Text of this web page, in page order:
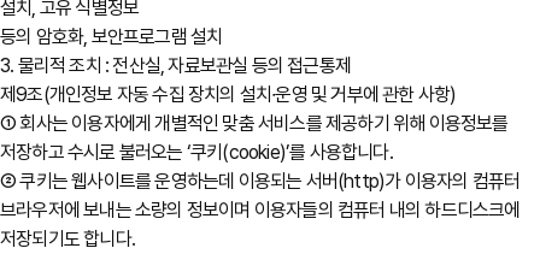
설치, 고유 식별정보
등의 암호화, 보안프로그램 설치
3. 물리적 조치 : 전산실, 자료보관실 등의 접근통제
제9조(개인정보 자동 수집 장치의 설치∙운영 및 거부에 관한 사항)
① 회사는 이용자에게 개별적인 맞춤 서비스를 제공하기 위해 이용정보를
저장하고 수시로 불러오는 ‘쿠키(cookie)’를 사용합니다.
② 쿠키는 웹사이트를 운영하는데 이용되는 서버(http)가 이용자의 컴퓨터
브라우저에 보내는 소량의 정보이며 이용자들의 컴퓨터 내의 하드디스크에
저장되기도 합니다.